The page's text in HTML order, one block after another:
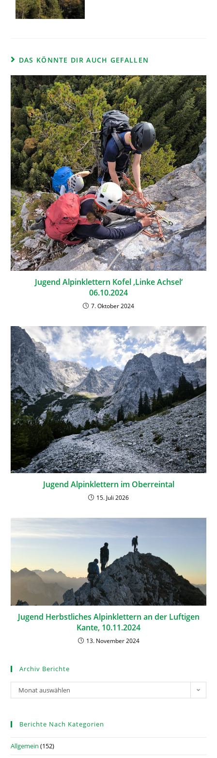
DAS KÖNNTE DIR AUCH GEFALLEN
Jugend Alpinklettern Kofel ‚Linke Achsel‘
06.10.2024
7. Oktober 2024
Jugend Alpinklettern im Oberreintal
15. Juli 2026
Jugend Herbstliches Alpinklettern an der Luftigen
Kante, 10.11.2024
13. November 2024
Archiv Berichte
Monat auswählen
Berichte Nach Kategorien
Allgemein (152)